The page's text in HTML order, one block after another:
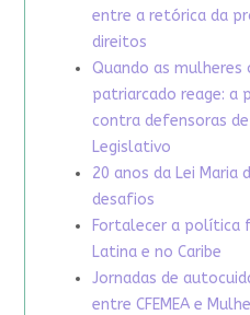
entre a retórica da
direitos
Quando as mulheres
patriarcado reage: a
contra defensoras
Legislativo
20 anos da Lei Maria
desafios
Fortalecer a política
Latina e no Caribe
Jornadas de
entre CFEMEA e